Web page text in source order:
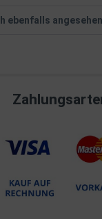
ebenfalls angesehen